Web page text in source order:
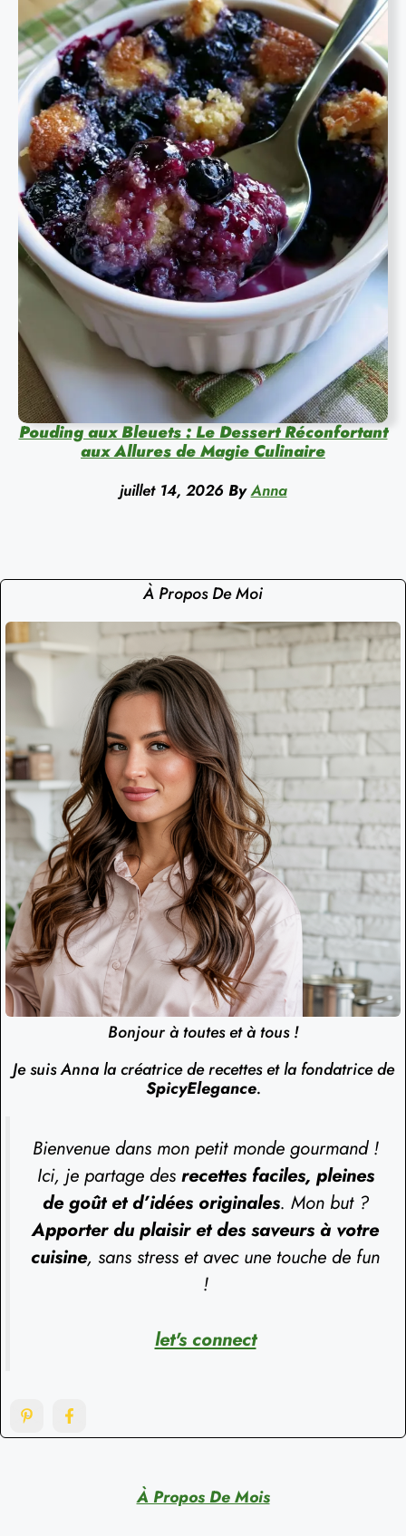
Pouding aux Bleuets : Le Dessert Réconfortant
aux Allures de Magie Culinaire
juillet 14, 2026 By Anna
À Propos De Moi
Bonjour à toutes et à tous !
Je suis Anna la créatrice de recettes et la fondatrice de
SpicyElegance.
Bienvenue dans mon petit monde gourmand !
Ici, je partage des recettes faciles, pleines
de goût et d’idées originales. Mon but ?
Apporter du plaisir et des saveurs à votre
cuisine, sans stress et avec une touche de fun
!
let's connect
À Propos De Mois